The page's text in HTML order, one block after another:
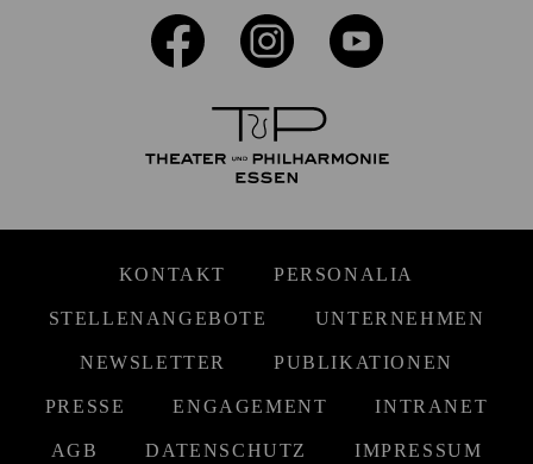
KONTAKT PERSONALIA
STELLENANGEBOTE UNTERNEHMEN
NEWSLETTER PUBLIKATIONEN
PRESSE ENGAGEMENT INTRANET
AGB DATENSCHUTZ IMPRESSUM